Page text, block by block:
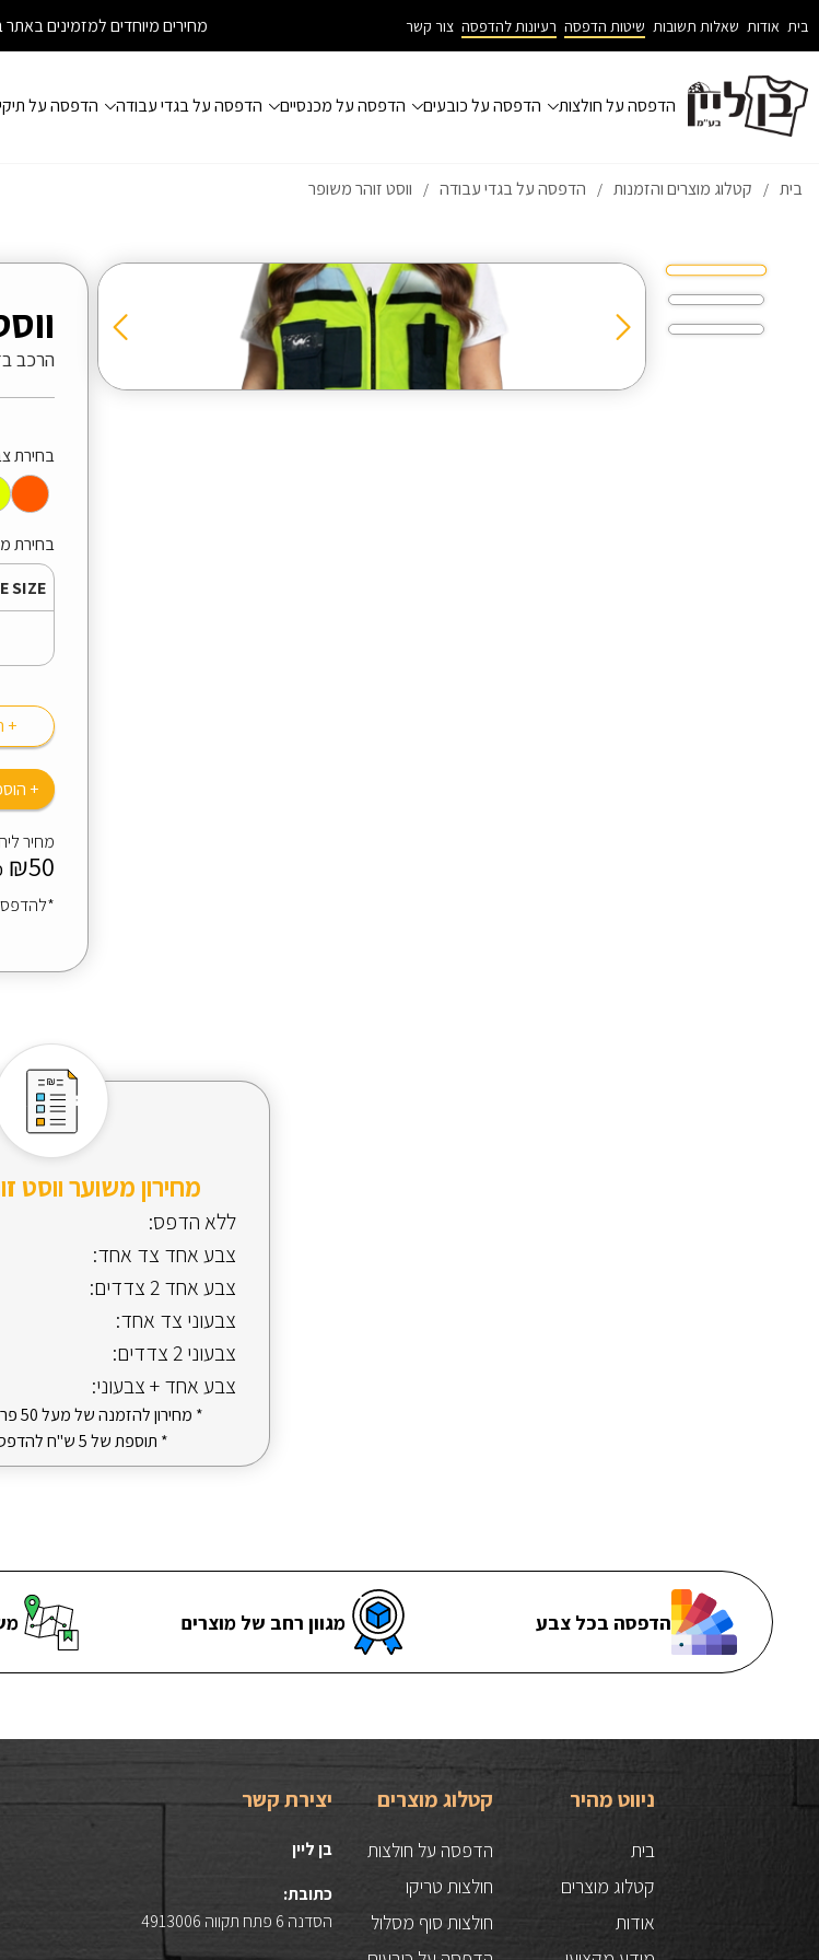
בית אודות שאלות תשובות שיטות הדפסה רעיונות להדפסה צור קשר מחירים מיוחדים למזמינים
הדפסה על חולצות הדפסה על כובעים הדפסה על מכנסיים הדפסה על בגדי עבודה הדפסה על
בית / קטלוג מוצרים והזמנות / הדפסה על בגדי עבודה / ווסט זוהר משופר
הרכב
בחירת
בחירת
SIZE
+ הוספת מוצר בצבע נוסף
+ הוספת הדפס
מחיר
₪50
*להדפס
מחירון משוער ווסט
ללא הדפס:
צבע אחד צד אחד:
צבע אחד 2 צדדים:
צבעוני צד אחד:
צבעוני 2 צדדים:
צבע אחד + צבעוני:
* מחירון להזמנה של מעל 50 פריטים מאותו מוצר
* תוספת של 5 ש"ח להדפס בגודל A3
הדפסה בכל צבע מגוון רחב של מוצרים
ניווט מהיר
בית
קטלוג מוצרים
אודות
קטלוג מוצרים
הדפסה על חולצות
חולצות טריקו
חולצות סוף מסלול
יצירת קשר
בן ליין
כתובת:
הסדנה 6 פתח תקווה 4913006